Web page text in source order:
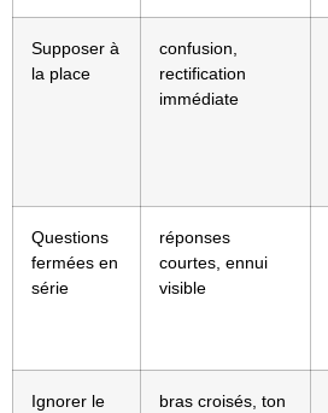
Supposer à
la place
confusion,
rectification
immédiate
Questions
fermées en
série
réponses
courtes, ennui
visible
Ignorer le
bras croisés, ton